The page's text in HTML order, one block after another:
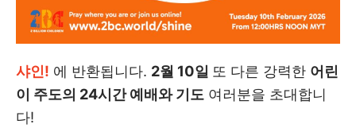
샤인! 에 반환됩니다. 2월 10일 또 다른 강력한 어린
이 주도의 24시간 예배와 기도 여러분을 초대합니
다!